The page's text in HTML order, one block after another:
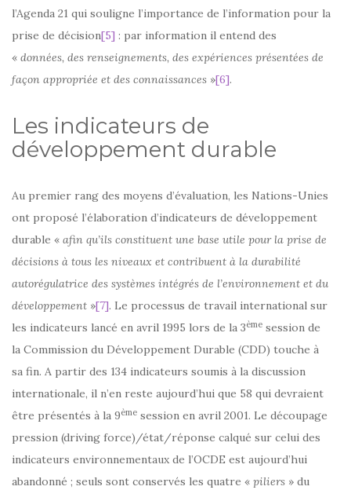
l’Agenda 21 qui souligne l’importance de l’information pour la
prise de décision[5] : par information il entend des
« données, des renseignements, des expériences présentées de
façon appropriée et des connaissances »[6].
Les indicateurs de
développement durable
Au premier rang des moyens d’évaluation, les Nations-Unies
ont proposé l’élaboration d’indicateurs de développement
durable « afin qu’ils constituent une base utile pour la prise de
décisions à tous les niveaux et contribuent à la durabilité
autorégulatrice des systèmes intégrés de l’environnement et du
développement »[7]. Le processus de travail international sur
les indicateurs lancé en avril 1995 lors de la 3ème session de
la Commission du Développement Durable (CDD) touche à
sa fin. A partir des 134 indicateurs soumis à la discussion
internationale, il n’en reste aujourd’hui que 58 qui devraient
être présentés à la 9ème session en avril 2001. Le découpage
pression (driving force)/état/réponse calqué sur celui des
indicateurs environnementaux de l’OCDE est aujourd’hui
abandonné ; seuls sont conservés les quatre « piliers » du